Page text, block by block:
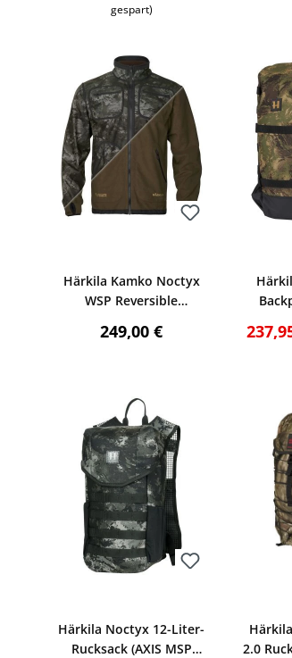
gespart)
Härkila Kamko Noctyx
WSP Reversible
Black/Green)
Regulärer Preis:
249,00 €
Härkila Noctyx 12-Liter-
Rucksack (AXIS MSP
2.0